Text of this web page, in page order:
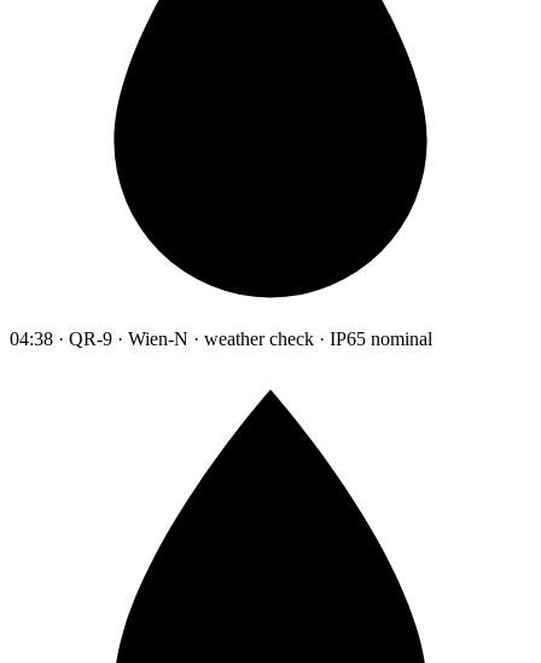
04:38 · QR-9 · Wien-N · weather check · IP65 nominal